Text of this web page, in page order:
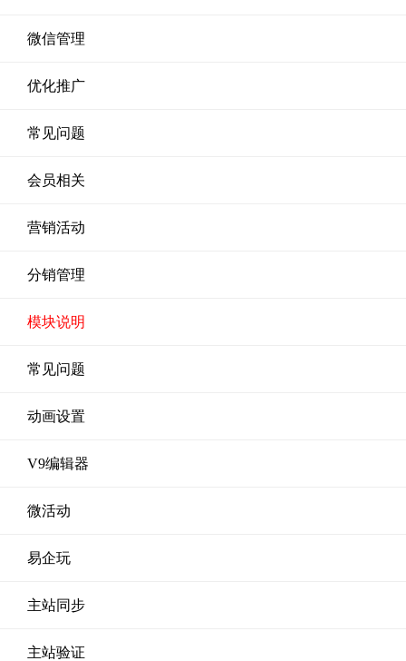
微信管理
优化推广
常见问题
会员相关
营销活动
分销管理
模块说明
常见问题
动画设置
V9编辑器
微活动
易企玩
主站同步
主站验证